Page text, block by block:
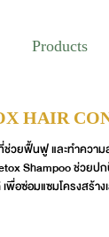
Products
HAIR
วยฟื้นฟู และทำความ
Shampoo ช่วยป
พื่อซ่อมแซมโครงสร้า